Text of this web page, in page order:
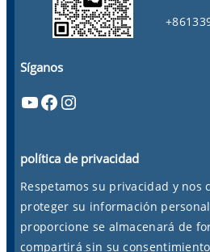
Síganos
YouTube Facebook Instagram
política de privacidad
Respetamos su privacidad y nos
proteger su información
proporcione se almacenará de
compartirá sin su